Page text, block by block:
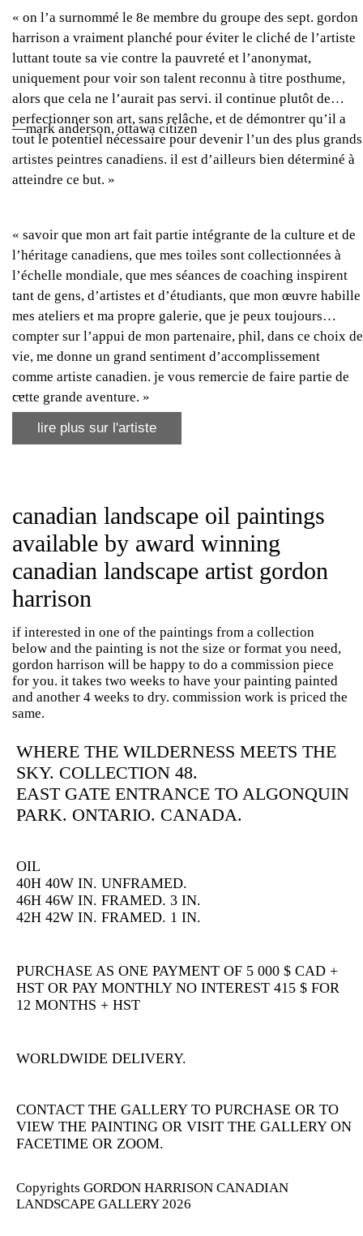
« on l’a surnommé le 8e membre du groupe des sept. gordon
harrison a vraiment planché pour éviter le cliché de l’artiste
luttant toute sa vie contre la pauvreté et l’anonymat,
uniquement pour voir son talent reconnu à titre posthume,
alors que cela ne l’aurait pas servi. il continue plutôt de
perfectionner son art, sans relâche, et de démontrer qu’il a
tout le potentiel nécessaire pour devenir l’un des plus grands
artistes peintres canadiens. il est d’ailleurs bien déterminé à
atteindre ce but. »
—mark anderson, ottawa citizen
« savoir que mon art fait partie intégrante de la culture et de
l’héritage canadiens, que mes toiles sont collectionnées à
l’échelle mondiale, que mes séances de coaching inspirent
tant de gens, d’artistes et d’étudiants, que mon œuvre habille
mes ateliers et ma propre galerie, que je peux toujours
compter sur l’appui de mon partenaire, phil, dans ce choix de
vie, me donne un grand sentiment d’accomplissement
comme artiste canadien. je vous remercie de faire partie de
cette grande aventure. »
…
lire plus sur l'artiste
canadian landscape oil paintings
available by award winning
canadian landscape artist gordon
harrison
if interested in one of the paintings from a collection
below and the painting is not the size or format you need,
gordon harrison will be happy to do a commission piece
for you. it takes two weeks to have your painting painted
and another 4 weeks to dry. commission work is priced the
same.
WHERE THE WILDERNESS MEETS THE
SKY. COLLECTION 48.
EAST GATE ENTRANCE TO ALGONQUIN
PARK. ONTARIO. CANADA.
OIL
40H 40W IN. UNFRAMED.
46H 46W IN. FRAMED. 3 IN.
42H 42W IN. FRAMED. 1 IN.
PURCHASE AS ONE PAYMENT OF 5 000 $ CAD +
HST OR PAY MONTHLY NO INTEREST 415 $ FOR
12 MONTHS + HST
WORLDWIDE DELIVERY.
CONTACT THE GALLERY TO PURCHASE OR TO
VIEW THE PAINTING OR VISIT THE GALLERY ON
FACETIME OR ZOOM.
Copyrights GORDON HARRISON CANADIAN
LANDSCAPE GALLERY 2026